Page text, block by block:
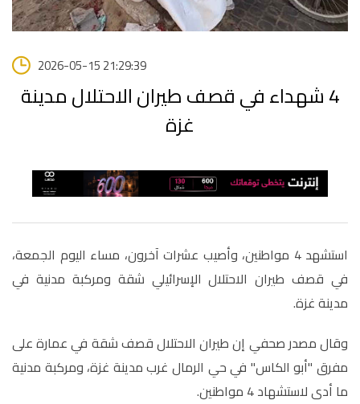
2026-05-15 21:29:39
4 شهداء في قصف طيران الاحتلال مدينة
غزة
استشهد 4 مواطنين، وأصيب عشرات آخرون، مساء اليوم الجمعة،
في قصف طيران الاحتلال الإسرائيلي شقة ومركبة مدنية في
مدينة غزة.
وقال مصدر صحفي إن طيران الاحتلال قصف شقة في عمارة على
مفرق "أبو الكاس" في حي الرمال غرب مدينة غزة، ومركبة مدنية
ما أدى لاستشهاد 4 مواطنين.